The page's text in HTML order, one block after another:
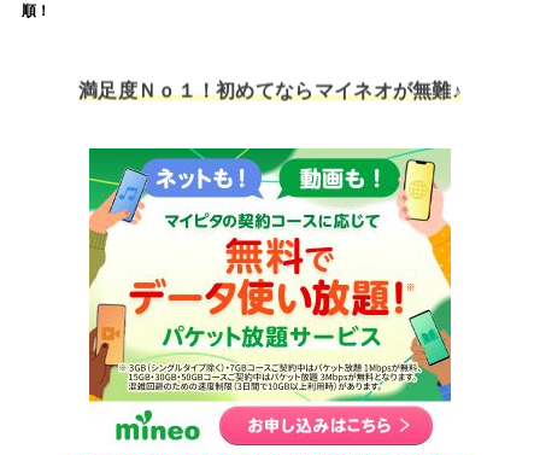
順！
満足度Ｎｏ１！初めてならマイネオが無難♪